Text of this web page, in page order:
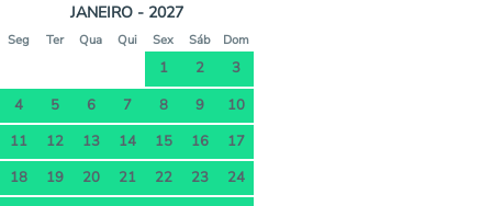
JANEIRO - 2027
Seg Ter Qua Qui Sex Sáb Dom
1 2
3
4
5 6 7 8 9
10
11
12 13 14 15 16
17
18
19 20 21 22 23
24